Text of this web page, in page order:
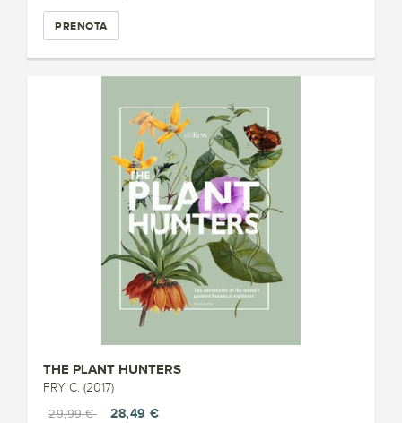
PRENOTA
THE PLANT HUNTERS
FRY C. (2017)
29,99 €
28,49 €